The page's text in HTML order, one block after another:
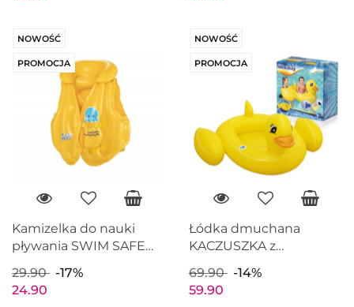
NOWOŚĆ
PROMOCJA
Kamizelka do nauki
pływania SWIM SAFE
32034
29.90
-17%
24.90
NOWOŚĆ
PROMOCJA
Łódka dmuchana
KACZUSZKA z
BESTWAY 34151
69.90
-14%
59.90